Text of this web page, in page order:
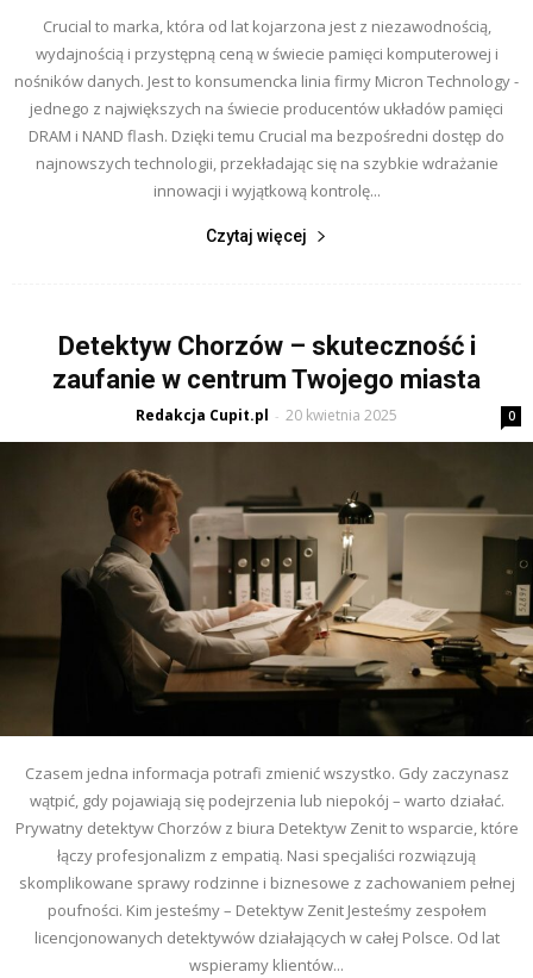
Crucial to marka, która od lat kojarzona jest z niezawodnością,
wydajnością i przystępną ceną w świecie pamięci komputerowej i
nośników danych. Jest to konsumencka linia firmy Micron Technology -
jednego z największych na świecie producentów układów pamięci
DRAM i NAND flash. Dzięki temu Crucial ma bezpośredni dostęp do
najnowszych technologii, przekładając się na szybkie wdrażanie
innowacji i wyjątkową kontrolę...
Czytaj więcej
Detektyw Chorzów – skuteczność i
zaufanie w centrum Twojego miasta
Redakcja Cupit.pl - 20 kwietnia 2025 0
Czasem jedna informacja potrafi zmienić wszystko. Gdy zaczynasz
wątpić, gdy pojawiają się podejrzenia lub niepokój – warto działać.
Prywatny detektyw Chorzów z biura Detektyw Zenit to wsparcie, które
łączy profesjonalizm z empatią. Nasi specjaliści rozwiązują
skomplikowane sprawy rodzinne i biznesowe z zachowaniem pełnej
poufności. Kim jesteśmy – Detektyw Zenit Jesteśmy zespołem
licencjonowanych detektywów działających w całej Polsce. Od lat
wspieramy klientów...